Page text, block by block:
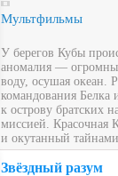
Мультфильмы
У берегов Кубы
аномалия —
воду, осушая океан.
командования Белка
к острову братских
миссией. Красочная
и окутанный
...
Звёздный разум